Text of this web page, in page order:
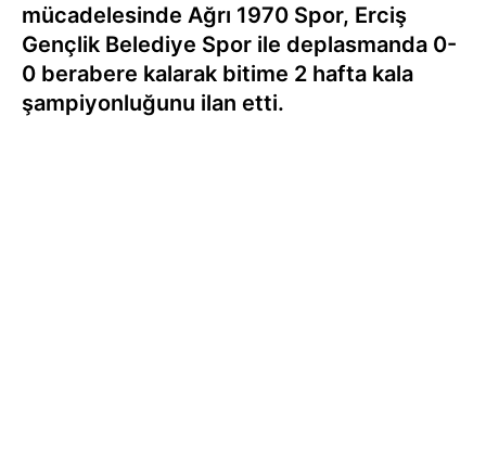
mücadelesinde Ağrı 1970 Spor, Erciş
Gençlik Belediye Spor ile deplasmanda 0-
0 berabere kalarak bitime 2 hafta kala
şampiyonluğunu ilan etti.